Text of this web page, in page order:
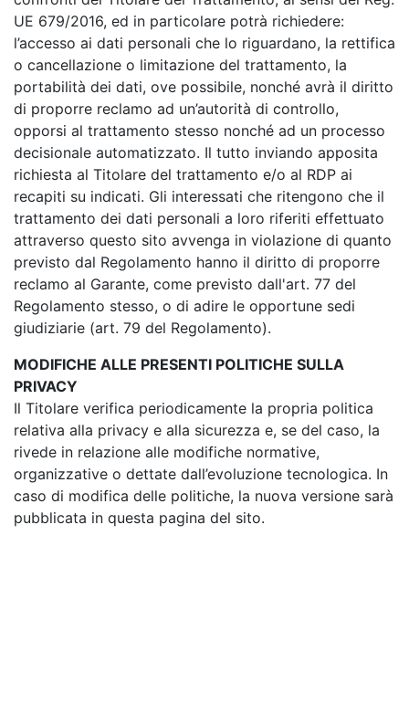
UE 679/2016, ed in particolare potrà richiedere:
l’accesso ai dati personali che lo riguardano, la rettifica
o cancellazione o limitazione del trattamento, la
portabilità dei dati, ove possibile, nonché avrà il diritto
di proporre reclamo ad un’autorità di controllo,
opporsi al trattamento stesso nonché ad un processo
decisionale automatizzato. Il tutto inviando apposita
richiesta al Titolare del trattamento e/o al RDP ai
recapiti su indicati. Gli interessati che ritengono che il
trattamento dei dati personali a loro riferiti effettuato
attraverso questo sito avvenga in violazione di quanto
previsto dal Regolamento hanno il diritto di proporre
reclamo al Garante, come previsto dall'art. 77 del
Regolamento stesso, o di adire le opportune sedi
giudiziarie (art. 79 del Regolamento).
MODIFICHE ALLE PRESENTI POLITICHE SULLA
PRIVACY
Il Titolare verifica periodicamente la propria politica
relativa alla privacy e alla sicurezza e, se del caso, la
rivede in relazione alle modifiche normative,
organizzative o dettate dall’evoluzione tecnologica. In
caso di modifica delle politiche, la nuova versione sarà
pubblicata in questa pagina del sito.